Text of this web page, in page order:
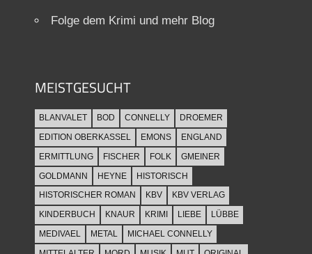
Folge dem Krimi und mehr Blog
MEISTGESUCHT
BLANVALET BOD CONNELLY
DROEMER
EDITION OBERKASSEL
EMONS
ENGLAND
ERMITTLUNG
FISCHER FOLK
GMEINER
GOLDMANN
HEYNE
HISTORISCH
HISTORISCHER ROMAN
KBV
KBV VERLAG
KINDERBUCH
KNAUR KRIMI LIEBE
LÜBBE
MEDIVAEL
METAL
MICHAEL CONNELLY